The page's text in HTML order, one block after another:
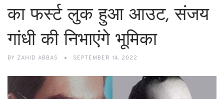
का फर्स्ट लुक हुआ आउट, संजय
गांधी की निभाएंगे भूमिका
BY ZAHID ABBAS SEPTEMBER 14, 2022